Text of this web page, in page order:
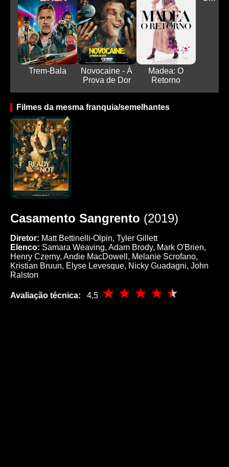
Trem-Bala
Novocaine - À
Prova de Dor
Madea: O
Retorno
Filmes da mesma franquia/semelhantes
Casamento Sangrento (2019)
Diretor: Matt Bettinelli-Olpin, Tyler Gillett
Elenco: Samara Weaving, Adam Brody, Mark O'Brien,
Henry Czerny, Andie MacDowell, Melanie Scrofano,
Kristian Bruun, Elyse Levesque, Nicky Guadagni, John
Ralston
Avaliação técnica: 4,5